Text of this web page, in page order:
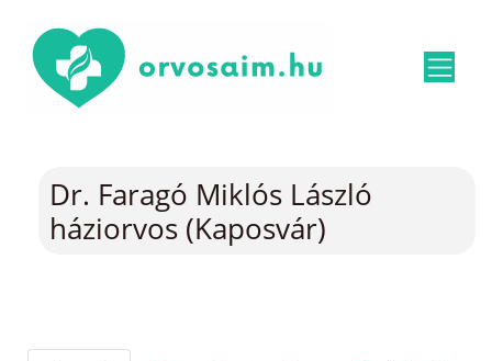
Dr. Faragó Miklós László
háziorvos (Kaposvár)